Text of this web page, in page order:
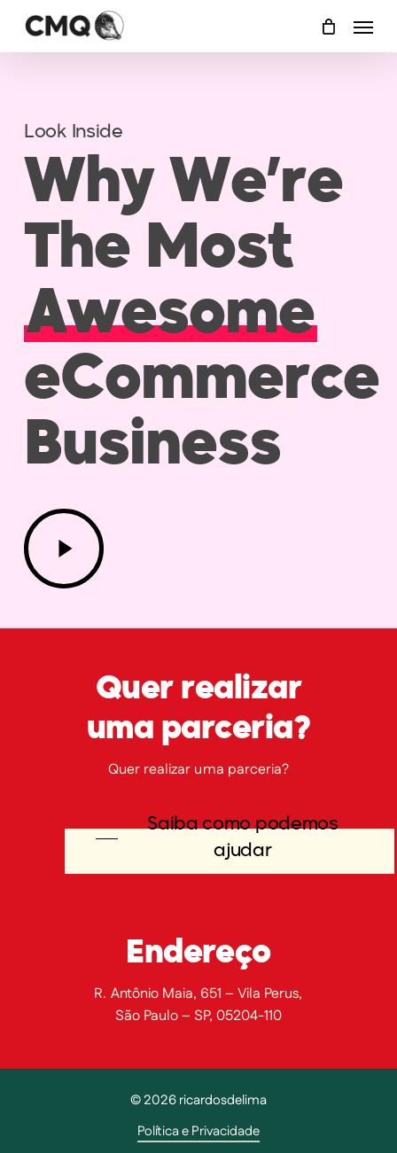
main
Menu
Look Inside
Why We’re
The Most
Awesome
eCommerce
Business
Play
Video
Quer realizar
uma parceria?
Quer realizar uma parceria?
Saiba como podemos
ajudar
Endereço
R. Antônio Maia, 651 – Vila Perus,
São Paulo – SP, 05204-110
©2026ricardosdelima
Política e Privacidade